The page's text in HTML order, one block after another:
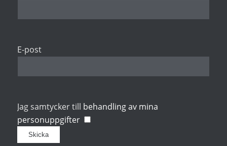
E-post
Jag samtycker till behandling av mina
personuppgifter